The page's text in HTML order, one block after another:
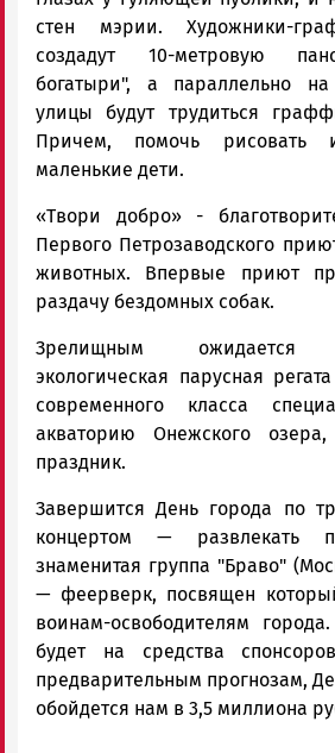
стен мэрии. Художники-
создадут 10-метровую
богатыри", а параллельно
улицы будут трудиться
Причем, помочь рисовать
маленькие дети.
«Твори добро» -
Первого Петрозаводского
животных. Впервые приют
раздачу бездомных собак.
Зрелищным ожидается
экологическая парусная
современного класса
акваторию Онежского
праздник.
Завершится День города по
концертом — развлекать
знаменитая группа "Браво"
— феерверк, посвящен
воинам-освободителям
будет на средства
предварительным прогнозам,
обойдется нам в 3,5 миллиона